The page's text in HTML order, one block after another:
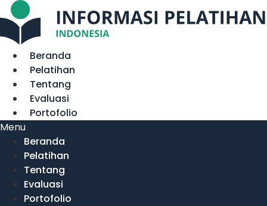
Lewati
ke
konten
Beranda
Pelatihan
Tentang
Evaluasi
Portofolio
Menu
Beranda
Pelatihan
Tentang
Evaluasi
Portofolio